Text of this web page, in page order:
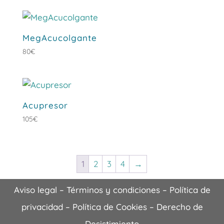
MegAcucolgante
80€
Acupresor
105€
1 2 3 4 →
Aviso legal – Términos y condiciones– Política de
privacidad– Política de Cookies– Derecho de